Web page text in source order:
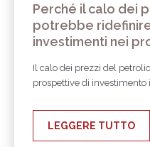
Perché il calo dei
potrebbe
investimenti nei
Il calo dei prezzi del
prospettive di investimento
LEGGERE TUTTO